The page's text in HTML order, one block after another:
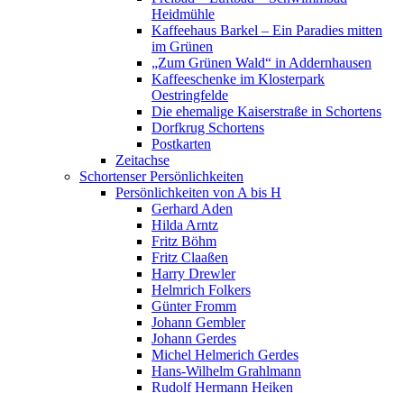
Heidmühle
Kaffeehaus Barkel – Ein Paradies mitten
im Grünen
„Zum Grünen Wald“ in Addernhausen
Kaffeeschenke im Klosterpark
Oestringfelde
Die ehemalige Kaiserstraße in Schortens
Dorfkrug Schortens
Postkarten
Zeitachse
Schortenser Persönlichkeiten
Persönlichkeiten von A bis H
Gerhard Aden
Hilda Arntz
Fritz Böhm
Fritz Claaßen
Harry Drewler
Helmrich Folkers
Günter Fromm
Johann Gembler
Johann Gerdes
Michel Helmerich Gerdes
Hans-Wilhelm Grahlmann
Rudolf Hermann Heiken